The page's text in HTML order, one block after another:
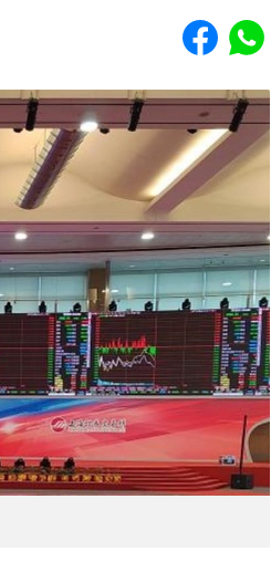
Share to